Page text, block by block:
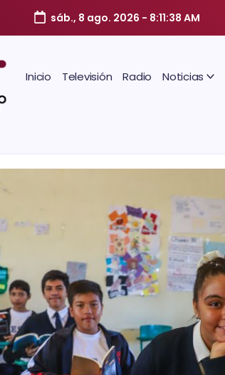
sáb., 8 ago. 2026 - 8:11:39 AM
Inicio Televisión Radio Noticias